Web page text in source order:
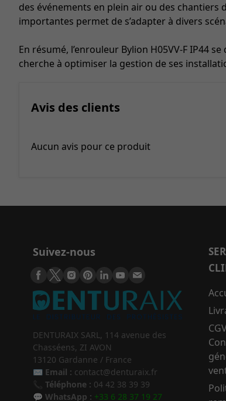
des événements en plein air ou des
importantes permet de s’adapter à divers
En résumé, l’enrouleur Bylion H05VV-F IP44
cherche à optimiser la gestion de ses
Avis des clients
Aucun avis pour ce produit
Suivez-nous
DENTURAIX SARL, 114 avenue des
Chasséens, ZI AVON
13120 Gardanne / France
✉️ Email : contact@denturaix.fr
Téléphone : 04 42 38 39 39
💬 WhatsApp : +33 6 28 37 19 27